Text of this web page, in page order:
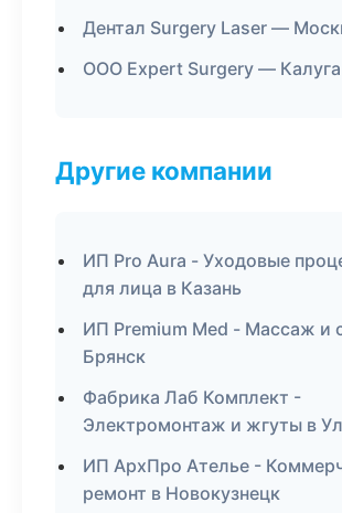
Дентал Surgery Laser —
ООО Expert Surgery — Калуга
Другие компании
ИП Pro Aura - Уходовые
для лица в Казань
ИП Premium Med - Массаж и
Брянск
Фабрика Лаб Комплект -
Электромонтаж и жгуты в
ИП АрхПро Ателье -
ремонт в Новокузнецк